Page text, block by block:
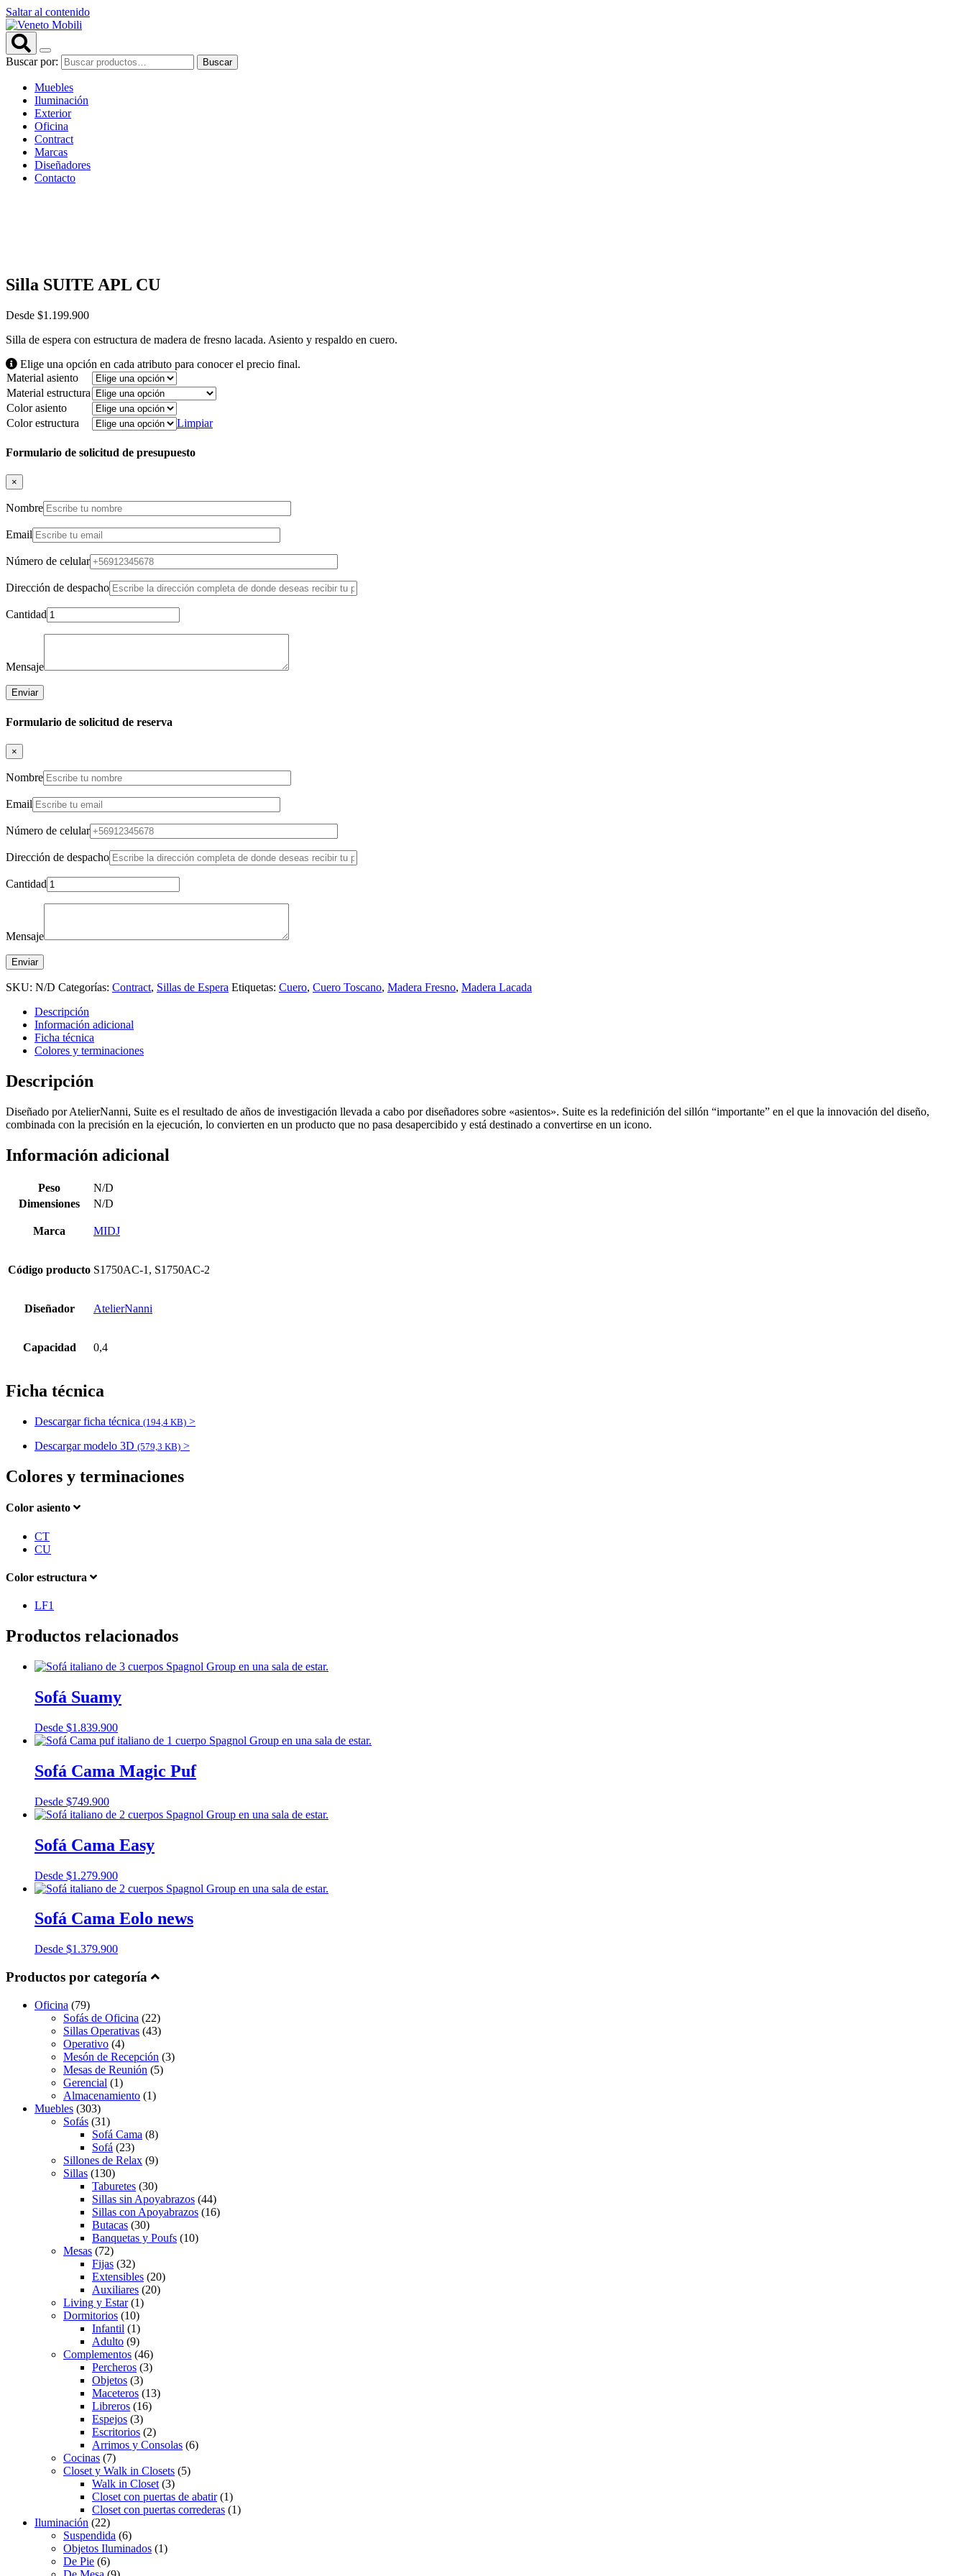
Saltar al contenido
Buscar por: Buscar
Muebles
Iluminación
Exterior
Oficina
Contract
Marcas
Diseñadores
Contacto
Silla SUITE APL CU
Desde $1.199.900
Silla de espera con estructura de madera de fresno lacada. Asiento y respaldo en cuero.
Elige una opción en cada atributo para conocer el precio final.
Material asiento
Material estructura
Color asiento
Color estructura
Limpiar
Formulario de solicitud de presupuesto
×
Nombre
Email
Número de celular
Dirección de despacho
Cantidad
Mensaje
Formulario de solicitud de reserva
×
Nombre
Email
Número de celular
Dirección de despacho
Cantidad
Mensaje
SKU: N/D Categorías: Contract, Sillas de Espera Etiquetas: Cuero, Cuero Toscano, Madera Fresno, Madera Lacada
Descripción
Información adicional
Ficha técnica
Colores y terminaciones
Descripción
Diseñado por AtelierNanni, Suite es el resultado de años de investigación llevada a cabo por diseñadores sobre «asientos». Suite es la redefinición del sillón “importante” en el que la innovación del diseño,
combinada con la precisión en la ejecución, lo convierten en un producto que no pasa desapercibido y está destinado a convertirse en un icono.
Información adicional
Peso
N/D
Dimensiones
N/D
Marca MIDJ
Código producto S1750AC-1, S1750AC-2
Diseñador AtelierNanni
Capacidad 0,4
Ficha técnica
Descargar ficha técnica (194,4 KB) >
Descargar modelo 3D (579,3 KB) >
Colores y terminaciones
Color asiento
CT
CU
Color estructura
LF1
Productos relacionados
Sofá Suamy
Desde $1.839.900
Sofá Cama Magic Puf
Desde $749.900
Sofá Cama Easy
Desde $1.279.900
Sofá Cama Eolo news
Desde $1.379.900
Productos por categoría
Oficina (79)
Sofás de Oficina (22)
Sillas Operativas (43)
Operativo (4)
Mesón de Recepción (3)
Mesas de Reunión (5)
Gerencial (1)
Almacenamiento (1)
Muebles (303)
Sofás (31)
Sofá Cama (8)
Sofá (23)
Sillones de Relax (9)
Sillas (130)
Taburetes (30)
Sillas sin Apoyabrazos (44)
Sillas con Apoyabrazos (16)
Butacas (30)
Banquetas y Poufs (10)
Mesas (72)
Fijas (32)
Extensibles (20)
Auxiliares (20)
Living y Estar(1)
Dormitorios (10)
Infantil (1)
Adulto (9)
Complementos (46)
Percheros (3)
Objetos (3)
Maceteros (13)
Libreros (16)
Espejos (3)
Escritorios (2)
Arrimos y Consolas (6)
Cocinas (7)
Closet y Walk in Closets (5)
Walk in Closet (3)
Closet con puertas de abatir(1)
Closet con puertas correderas (1)
Iluminación (22)
Suspendida (6)
Objetos Iluminados (1)
De Pie (6)